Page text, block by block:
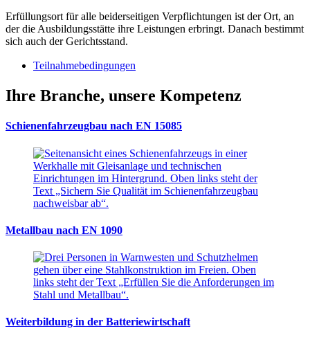
Erfüllungsort für alle beiderseitigen Verpflichtungen ist der Ort, an
der die Ausbildungsstätte ihre Leistungen erbringt. Danach bestimmt
sich auch der Gerichtsstand.
Teilnahmebedingungen
Ihre Branche, unsere Kompetenz
Schienenfahrzeugbau nach EN 15085
Metallbau nach EN 1090
Weiterbildung in der Batteriewirtschaft